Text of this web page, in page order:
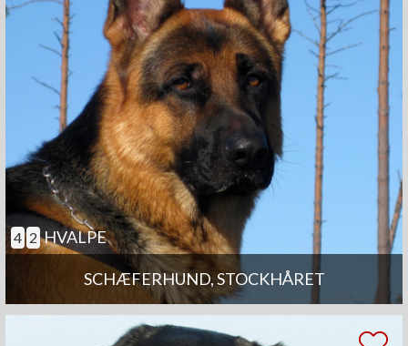
SCHÆFERHUND, STOCKHÅRET
4 2 HVALPE